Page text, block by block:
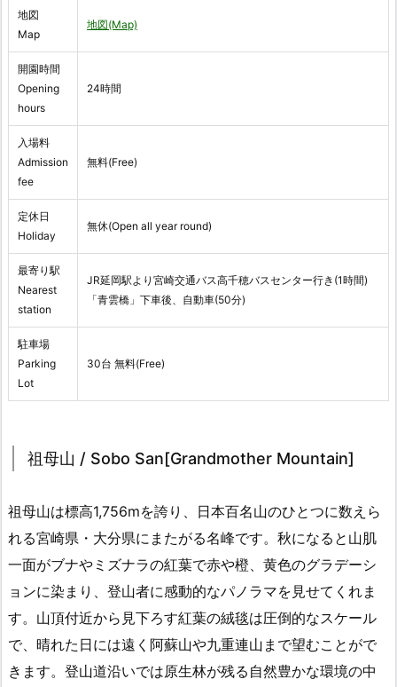
地図
Map
地図(Map)
開園時間
Opening
hours
24時間
入場料
Admission
fee
無料(Free)
定休日
Holiday
無休(Open all year round)
最寄り駅
Nearest
station
JR延岡駅より宮崎交通バス高千穂バスセンター行き(1時間)
「青雲橋」下車後、自動車(50分)
駐車場
Parking
Lot
30台 無料(Free)
祖母山 / Sobo San[Grandmother Mountain]
祖母山は標高1,756mを誇り、日本百名山のひとつに数えら
れる宮崎県・大分県にまたがる名峰です。秋になると山肌
一面がブナやミズナラの紅葉で赤や橙、黄色のグラデーシ
ョンに染まり、登山者に感動的なパノラマを見せてくれま
す。山頂付近から見下ろす紅葉の絨毯は圧倒的なスケール
で、晴れた日には遠く阿蘇山や九重連山まで望むことがで
きます。登山道沿いでは原生林が残る自然豊かな環境の中